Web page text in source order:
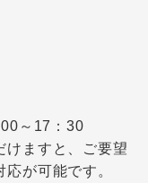
～17：30
ますと、ご要望
が可能です。